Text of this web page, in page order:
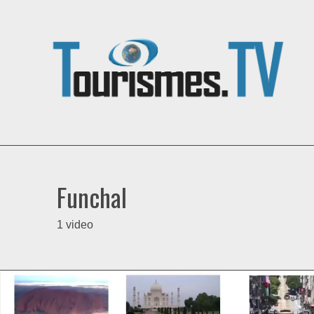
Funchal
1 video